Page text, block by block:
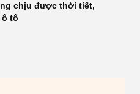
chịu được thời tiết,
ô tô